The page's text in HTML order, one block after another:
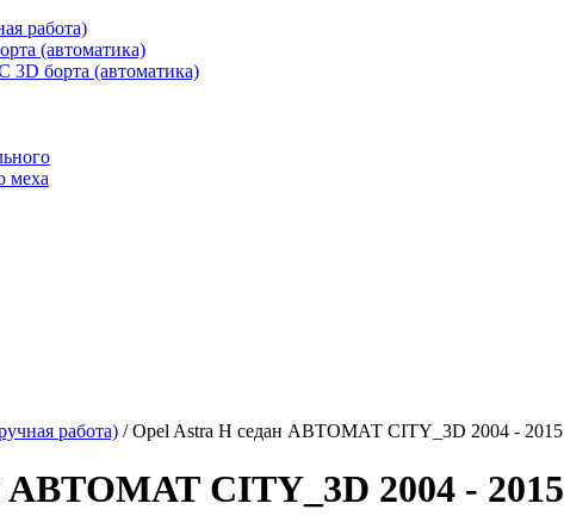
работа)
(автоматика)
борта (автоматика)
меха
работа) / Opel Astra H седан АВТОМАТ CITY_3D 2004 - 2015
АВТОМАТ CITY_3D 2004 - 2015